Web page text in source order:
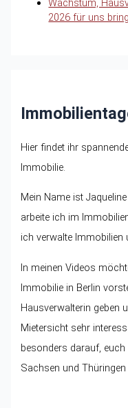
Wachstum,
2026 für uns
Hier findet ihr
Immobilie.
Mein Name ist
arbeite ich im
ich verwalte Immobilien
In meinen Videos
Immobilie in Berlin
Hausverwalterin geben
Mietersicht sehr
besonders darauf,
Sachsen und